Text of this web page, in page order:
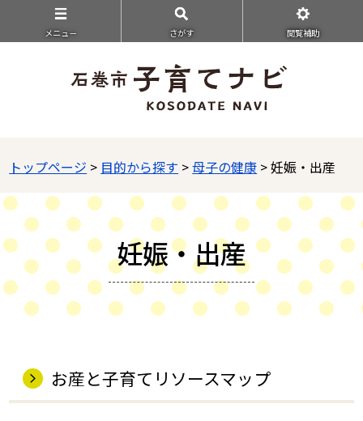
メニュ－ さがす 閲覧補助
トップページ > 目的から探す >母子の健康 > 妊娠・出産
妊娠・出産
お産と子育てリソースマップ